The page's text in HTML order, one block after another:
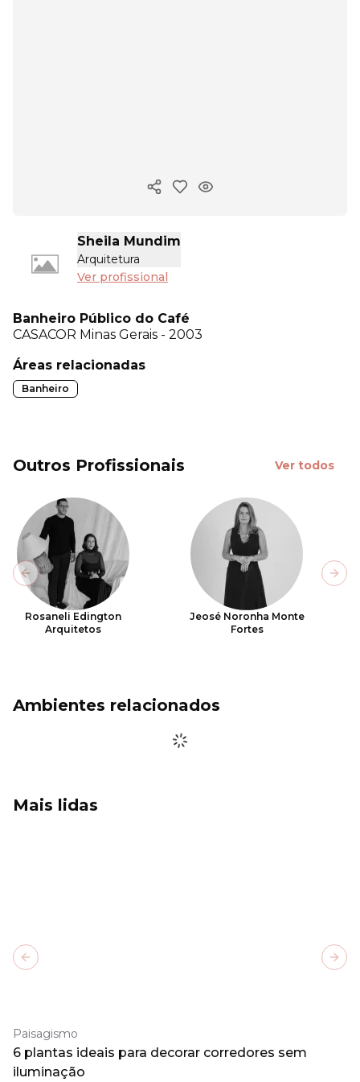
Copiar link
Sheila Mundim
Arquitetura
Ver profissional
Banheiro Público do Café
CASACOR Minas Gerais - 2003
Áreas relacionadas
Banheiro
Outros Profissionais Ver todos
Rosaneli Edington
Arquitetos
Jeosé Noronha Monte
Fortes
Previous slide
Ambientes relacionados
Mais lidas
Paisagismo
6 plantas ideais para decorar corredores sem
iluminação
Previous slide